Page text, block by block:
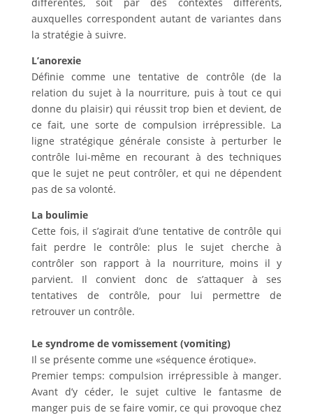
auxquelles correspondent autant de variantes dans
la stratégie à suivre.
L’anorexie
Définie comme une tentative de contrôle (de la
relation du sujet à la nourriture, puis à tout ce qui
donne du plaisir) qui réussit trop bien et devient, de
ce fait, une sorte de compulsion irrépressible. La
ligne stratégique générale consiste à perturber le
contrôle lui-même en recourant à des techniques
que le sujet ne peut contrôler, et qui ne dépendent
pas de sa volonté.
La boulimie
Cette fois, il s’agirait d’une tentative de contrôle qui
fait perdre le contrôle: plus le sujet cherche à
contrôler son rapport à la nourriture, moins il y
parvient. Il convient donc de s’attaquer à ses
tentatives de contrôle, pour lui permettre de
retrouver un contrôle.
Le syndrome de vomissement (vomiting)
Il se présente comme une «séquence érotique».
Premier temps: compulsion irrépressible à manger.
Avant d’y céder, le sujet cultive le fantasme de
manger puis de se faire vomir, ce qui provoque chez